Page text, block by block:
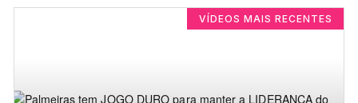
VÍDEOS MAIS RECENTES